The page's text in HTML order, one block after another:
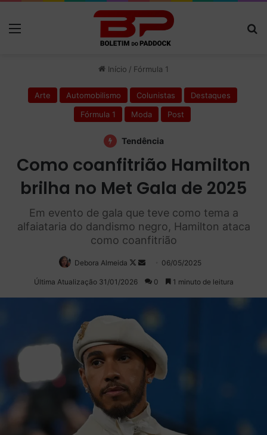
Início / Fórmula 1
Arte Automobilismo Colunistas
Destaques
Fórmula 1
Moda Post
Tendência
Como coanfitrião Hamilton
brilha no Met Gala de 2025
Em evento de gala que teve como tema a
alfaiataria do dandismo negro, Hamilton ataca
como coanfitrião
Debora Almeida
Follow
on
Mande
um
06/05/2025
Última Atualização 31/01/2026 0 1 minuto de leitura